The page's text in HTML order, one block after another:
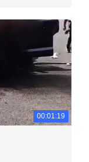
00:01:19